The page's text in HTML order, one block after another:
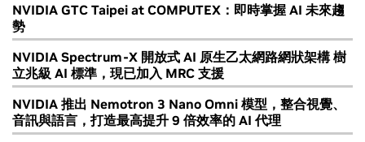
NVIDIA GTC Taipei at COMPUTEX：即時掌握 AI 未來趨
勢
NVIDIA Spectrum-X 開放式 AI 原生乙太網路網狀架構 樹
立兆級 AI 標準，現已加入 MRC 支援
NVIDIA 推出 Nemotron 3 Nano Omni 模型，整合視覺、
音訊與語言，打造最高提升 9 倍效率的 AI 代理